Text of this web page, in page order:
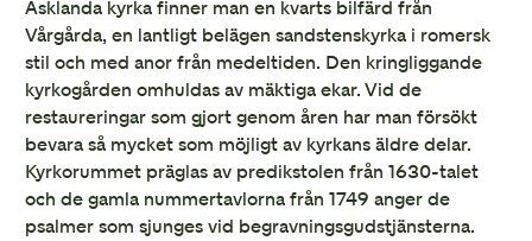
Asklanda kyrka finner man en kvarts bilfärd från
Vårgårda, en lantligt belägen sandstenskyrka i romersk
stil och med anor från medeltiden. Den kringliggande
kyrkogården omhuldas av mäktiga ekar. Vid de
restaureringar som gjort genom åren har man försökt
bevara så mycket som möjligt av kyrkans äldre delar.
Kyrkorummet präglas av predikstolen från 1630-talet
och de gamla nummertavlorna från 1749 anger de
psalmer som sjunges vid begravningsgudstjänsterna.